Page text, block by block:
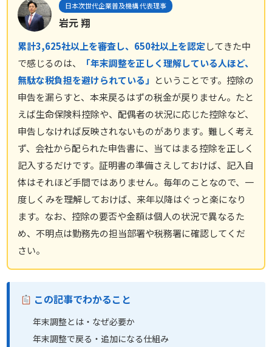
日本次世代企業普及機構 代表理事
岩元 翔
累計3,625社以上を審査し、650社以上を認定してきた中
で感じるのは、
「年末調整を正しく理解している人ほど、
無駄な税負担を避けられている」 ということです。控除の
申告を漏らすと、本来戻るはずの税金が戻りません。たと
えば生命保険料控除や、配偶者の状況に応じた控除など、
申告しなければ反映されないものがあります。難しく考え
ず、会社から配られた申告書に、当てはまる控除を正しく
記入するだけです。証明書の準備さえしておけば、記入自
体はそれほど手間ではありません。毎年のことなので、一
度しくみを理解しておけば、来年以降はぐっと楽になり
ます。なお、控除の要否や金額は個人の状況で異なるた
め、不明点は勤務先の担当部署や税務署に確認してくだ
さい。
この記事でわかること
年末調整とは・なぜ必要か
年末調整で戻る・追加になる仕組み